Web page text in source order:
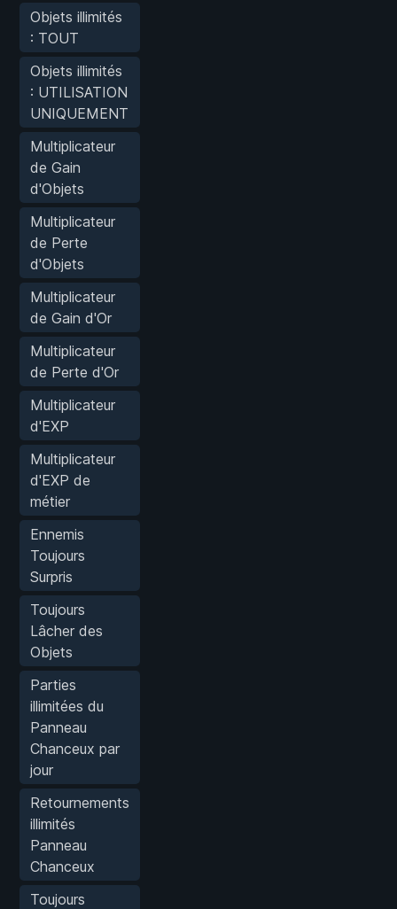
Objets illimités
: TOUT
Objets illimités
: UTILISATION
UNIQUEMENT
Multiplicateur
de Gain
d'Objets
Multiplicateur
de Perte
d'Objets
Multiplicateur
de Gain d'Or
Multiplicateur
de Perte d'Or
Multiplicateur
d'EXP
Multiplicateur
d'EXP de
métier
Ennemis
Toujours
Surpris
Toujours
Lâcher des
Objets
Parties
illimitées du
Panneau
Chanceux par
jour
Retournements
illimités
Panneau
Chanceux
Toujours